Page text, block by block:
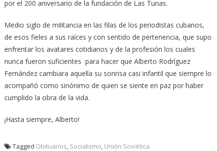
por el 200 aniversario de la fundación de Las Tunas.
Medio siglo de militancia en las filas de los periodistas cubanos,
de esos fieles a sus raíces y con sentido de pertenencia, que supo
enfrentar los avatares cotidianos y de la profesión los cuales
nunca fueron suficientes para hacer que Alberto Rodríguez
Fernández cambiara aquella su sonrisa casi infantil que siempre lo
acompañó como sinónimo de quien se siente en paz por haber
cumplido la obra de la vida.
¡Hasta siempre, Alberto!
Tagged Obituarios, Socialismo, Unión Soviética